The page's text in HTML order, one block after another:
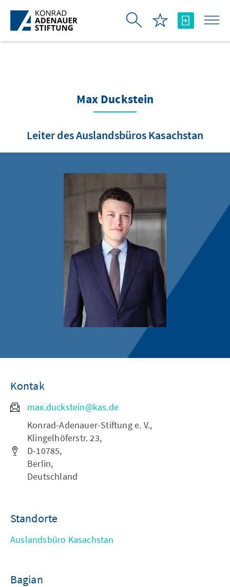
Skip to Main Content
Max Duckstein
Leiter des Auslandsbüros Kasachstan
Kontak
max.duckstein@kas.de
Konrad-Adenauer-Stiftung e. V.,
Klingelhöferstr. 23,
D-10785,
Berlin,
Deutschland
Standorte
Auslandsbüro Kasachstan
Bagian